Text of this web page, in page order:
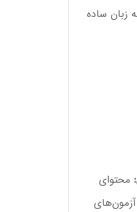
زبان ساده
محتوای